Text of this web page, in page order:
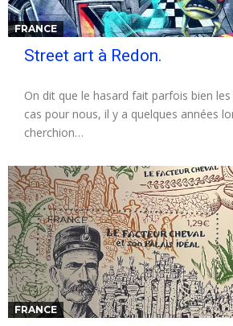
FRANCE
Street art à Redon.
On dit que le hasard fait parfois bien
cas pour nous, il y a quelques années
cherchion…
FRANCE